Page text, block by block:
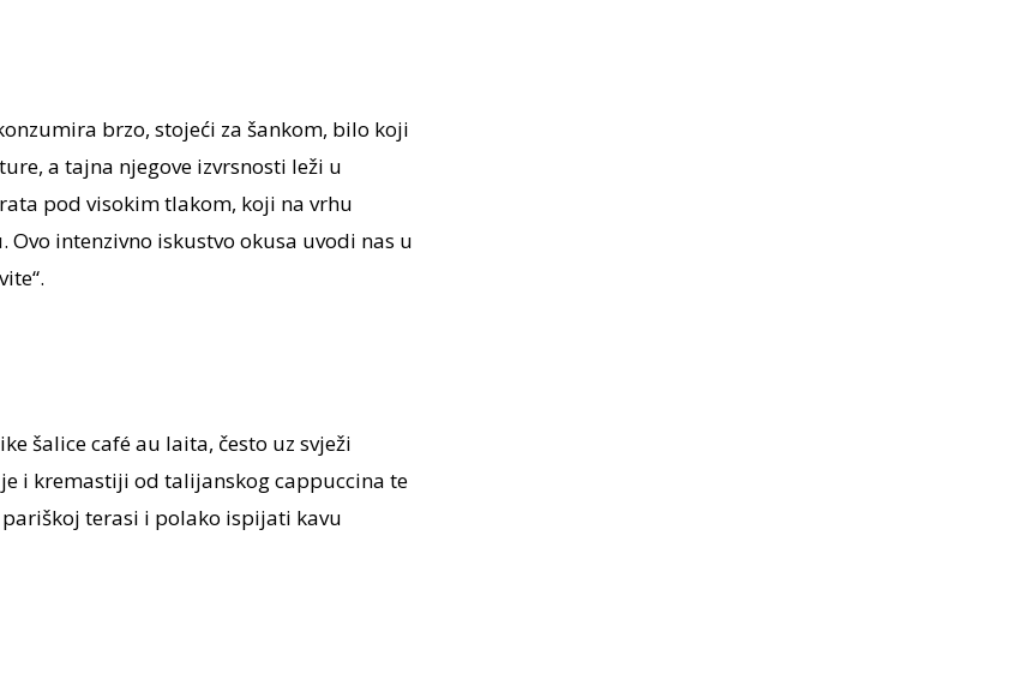
brzo, stojeći za šankom, bilo koji
a tajna njegove izvrsnosti leži u
pod visokim tlakom, koji na vrhu
intenzivno iskustvo okusa uvodi nas u
šalice café au laita, često uz svježi
i kremastiji od talijanskog cappuccina te
terasi i polako ispijati kavu